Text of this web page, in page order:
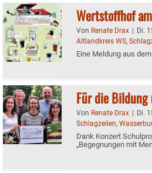
Wertstoffhof
Von Renate Drax | Di.
Altlandkreis WS,
Eine Meldung aus
Für die Bildung
Von Renate Drax | Di.
Schlagzeilen,
Dank Konzert
„Begegnungen mit